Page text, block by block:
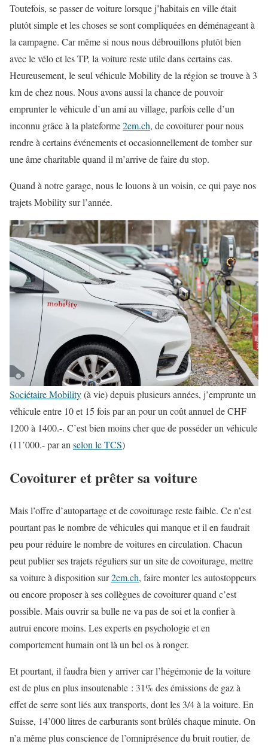
Toutefois, se passer de voiture lorsque j’habitais en ville était
plutôt simple et les choses se sont compliquées en déménageant à
la campagne. Car même si nous nous débrouillons plutôt bien
avec le vélo et les TP, la voiture reste utile dans certains cas.
Heureusement, le seul véhicule Mobility de la région se trouve à 3
km de chez nous. Nous avons aussi la chance de pouvoir
emprunter le véhicule d’un ami au village, parfois celle d’un
inconnu grâce à la plateforme2em.ch, de covoiturer pour nous
rendre à certains événements et occasionnellement de tomber sur
une âme charitable quand il m’arrive de faire du stop.
Quand à notre garage, nous le louons à un voisin, ce qui paye nos
trajets Mobility sur l’année.
Sociétaire Mobility(à vie) depuis plusieurs années, j’emprunte un
véhicule entre 10 et 15 fois par an pour un coût annuel de CHF
1200 à 1400.-. C’est bien moins cher que de posséder un véhicule
(11’000.- par an selon le TCS)
Covoiturer et prêter sa voiture
Mais l’offre d’autopartage et de covoiturage reste faible. Ce n’est
pourtant pas le nombre de véhicules qui manque et il en faudrait
peu pour réduire le nombre de voitures en circulation. Chacun
peut publier ses trajets réguliers sur un site de covoiturage, mettre
sa voiture à disposition sur2em.ch, faire monter les autostoppeurs
ou encore proposer à ses collègues de covoiturer quand c’est
possible. Mais ouvrir sa bulle ne va pas de soi et la confier à
autrui encore moins. Les experts en psychologie et en
comportement humain ont là un bel os à ronger.
Et pourtant, il faudra bien y arriver car l’hégémonie de la voiture
est de plus en plus insoutenable : 31% des émissions de gaz à
effet de serre sont liés aux transports, dont les 3/4 à la voiture. En
Suisse, 14’000 litres de carburants sont brûlés chaque minute. On
n’a même plus conscience de l’omniprésence du bruit routier, de